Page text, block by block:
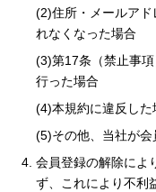
(2)住所・メールア
れなくなった場合
(3)第17条（禁止事
行った場合
(4)本規約に違反した
(5)その他、当社が
会員登録の解除によ
ず、これにより不利